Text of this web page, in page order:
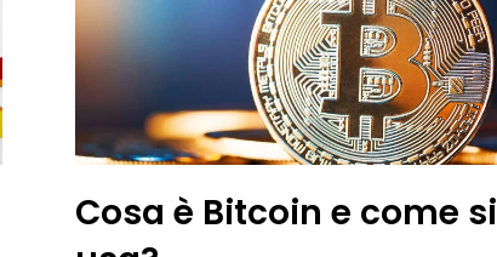
Cosa è Bitcoin e come si